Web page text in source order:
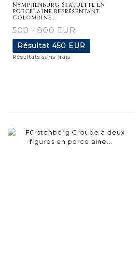
Nymphenburg Statuette en
porcelaine représentant
Colombine...
500 - 800 EUR
Résultat 450 EUR
Résultats sans frais